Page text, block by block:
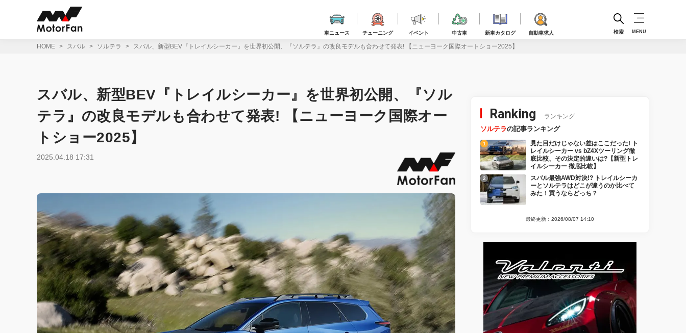
車ニュース チューニング イベント 中古車 新車カタログ 自動車求人 検索 MENU
HOME スバル ソルテラ スバル、新型BEV『トレイルシーカー』を世界初公開、『ソルテラ』の改良モデルも合わせて発表! 【ニューヨーク国際オートショー2025】
スバル、新型BEV『トレイルシーカー』を世界初公開、『ソル
テラ』の改良モデルも合わせて発表! 【ニューヨーク国際オー
トショー2025】
2025.04.18 17:31
Ranking ランキング
ソルテラの記事ランキング
見た目だけじゃない差はここだった! ト
レイルシーカー vs bZ4Xツーリング徹
底比較、その決定的違いは?【新型トレ
イルシーカー 徹底比較】
スバル最強AWD対決!? トレイルシーカ
ーとソルテラはどこが違うのか比べて
みた！買うならどっち？
最終更新：2026/08/07 14:10